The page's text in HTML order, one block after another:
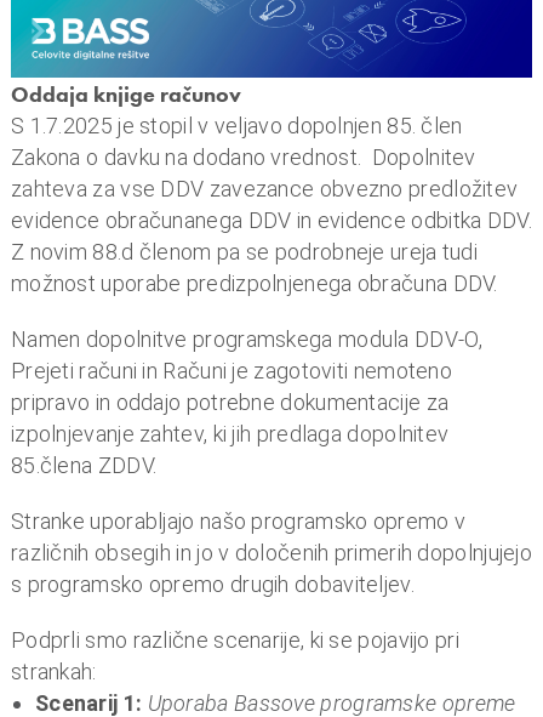
i
r
a
č
u
n
,
o
m
u
n
l
o
i
f
n
Oddaja knjige računov
S 1.7.2025 je stopil v veljavo dopolnjen 85. člen
Zakona o davku na dodano vrednost. Dopolnitev
zahteva za vse DDV zavezance obvezno predložitev
evidence obračunanega DDV in evidence odbitka DDV.
Z novim 88.d členom pa se podrobneje ureja tudi
možnost uporabe predizpolnjenega obračuna DDV.
Namen dopolnitve programskega modula DDV-O,
Prejeti računi in Računi je zagotoviti nemoteno
pripravo in oddajo potrebne dokumentacije za
izpolnjevanje zahtev, ki jih predlaga dopolnitev
85.člena ZDDV.
Stranke uporabljajo našo programsko opremo v
različnih obsegih in jo v določenih primerih dopolnjujejo
s programsko opremo drugih dobaviteljev.
Podprli smo različne scenarije, ki se pojavijo pri
strankah:
Scenarij 1: Uporaba Bassove programske opreme